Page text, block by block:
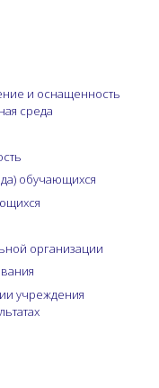
и оснащенность
среда
обучающихся
организации
учреждения